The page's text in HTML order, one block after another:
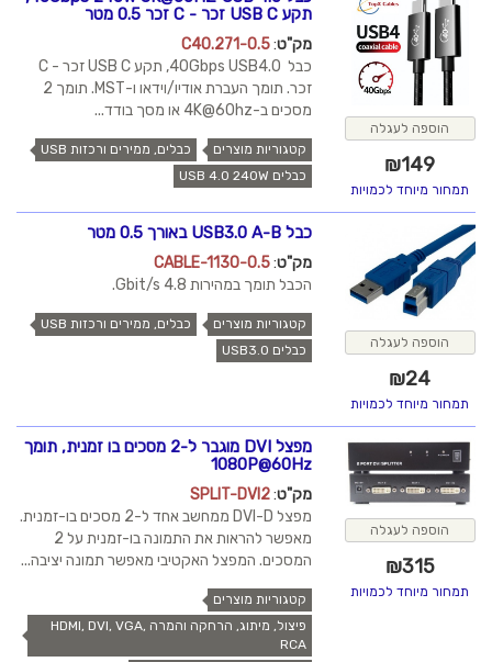
הוספה לעגלה
₪149
תמחור מיוחד לכמויות
תקע USB C זכר - C זכר 0.5 מטר
מק"ט:
C40.271-0.5
כבל 40Gbps USB4.0, תקע USB C זכר - C
זכר. תומך העברת אודיו/וידאו ו-MST. תומך 2
מסכים ב-4K@60hz או מסך בודד...
קטגוריות מוצרים
כבלים, ממירים ורכזות USB
כבלים USB 4.0 240W
הוספה לעגלה
₪24
תמחור מיוחד לכמויות
כבל USB3.0 A-B באורך 0.5 מטר
מק"ט:
CABLE-1130-0.5
הכבל תומך במהירות 4.8 Gbit/s.
קטגוריות מוצרים
כבלים, ממירים ורכזות USB
כבלים USB3.0
הוספה לעגלה
₪315
תמחור מיוחד לכמויות
מפצל DVI מוגבר ל-2 מסכים בו זמנית, תומך
1080P@60Hz
מק"ט:
SPLIT-DVI2
מפצל DVI-D ממחשב אחד ל-2 מסכים בו-זמנית.
מאפשר להראות את התמונה בו-זמנית על 2
המסכים. המפצל האקטיבי מאפשר תמונה יציבה...
קטגוריות מוצרים
פיצול, מיתוג, הרחקה והמרה HDMI, DVI, VGA,
RCA